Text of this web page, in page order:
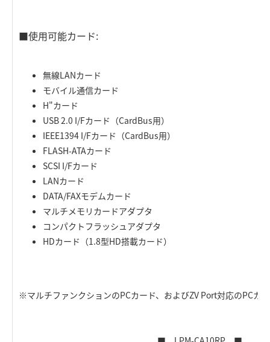
■使用可能カード:
無線LANカード
モバイル通信カード
H"カード
USB 2.0 I/Fカード（CardBus用）
IEEE1394 I/Fカード（CardBus用）
FLASH-ATAカード
SCSI I/Fカード
LANカード
DATA/FAXモデムカード
マルチメモリカードアダプタ
コンパクトフラッシュアダプタ
HDカード（1.8型HD搭載カード）
※マルチファンクションのPCカード、およびZV Port対応のPCカ